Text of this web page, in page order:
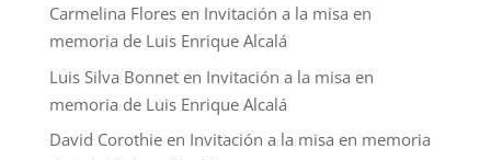
Carmelina Floresen Invitación a la misa en
memoria de Luis Enrique Alcalá
Luis Silva Bonneten Invitación a la misa en
memoria de Luis Enrique Alcalá
David Corothieen Invitación a la misa en memoria